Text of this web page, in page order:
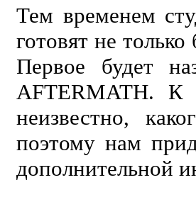
Тем временем
готовят не
Первое будет
AFTERMATH.
неизвестно,
поэтому нам
дополнительной